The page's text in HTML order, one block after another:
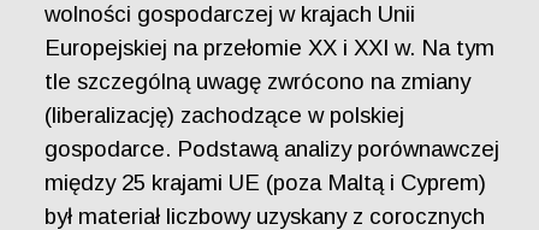
wolności gospodarczej w krajach Unii
Europejskiej na przełomie XX i XXI w. Na tym
tle szczególną uwagę zwrócono na zmiany
(liberalizację) zachodzące w polskiej
gospodarce. Podstawą analizy porównawczej
między 25 krajami UE (poza Maltą i Cyprem)
był materiał liczbowy uzyskany z corocznych